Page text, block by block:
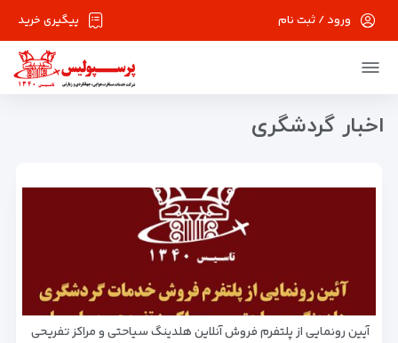
پیگیری خرید ورود / ثبت نام
تورهای نوروز 1401
Nowruz 1401 tours
اخبار گردشگری
آیین رونمایی از پلتفرم فروش آنلاین هلدینگ سیاحتی و مراکز تفریحی